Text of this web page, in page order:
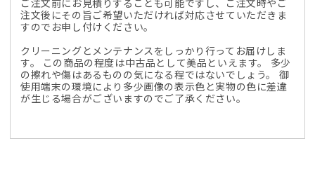
注文後にその旨ご希望いただければ対応させていただきま
すのでお申し付けください。
クリーニングとメンテナンスをしっかり行ってお届けしま
す。 この商品の程度は中古品として美品といえます。 多少
の擦れや傷はあるものの気になる程ではないでしょう。 御
使用端末の環境により多少画像の表示色と実物の色に差違
が生じる場合がございますのでご了承ください。